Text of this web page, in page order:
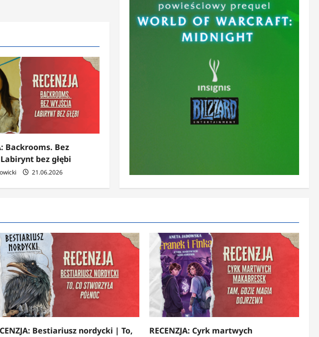
Backrooms. Bez
bez głębi
21.06.2026
Bestiariusz nordycki | To, RECENZJA: Cyrk martwych